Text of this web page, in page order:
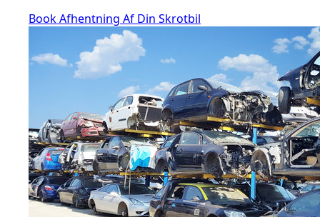
Book Afhentning Af Din Skrotbil